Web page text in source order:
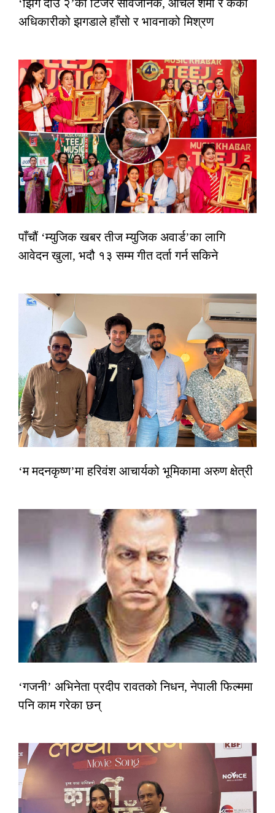
‘झिँगे दाउ २’को टिजर सार्वजनिक, आँचल शर्मा र केकी
अधिकारीको झगडाले हाँसो र भावनाको मिश्रण
पाँचौं ‘म्युजिक खबर तीज म्युजिक अवार्ड’का लागि
आवेदन खुला, भदौ १३ सम्म गीत दर्ता गर्न सकिने
‘म मदनकृष्ण’मा हरिवंश आचार्यको भूमिकामा अरुण क्षेत्री
‘गजनी’ अभिनेता प्रदीप रावतको निधन, नेपाली फिल्ममा
पनि काम गरेका छन्